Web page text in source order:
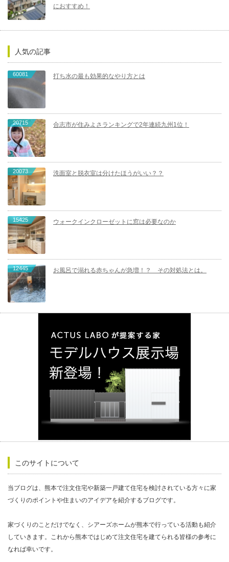
におすすめ！
人気の記事
60081 打ち水の最も効果的なやり方とは
20715 合志市が住みよさランキングで2年連続九州1位！
20073 洗面室と脱衣室は分けたほうがいい？？
15425 ウォークインクローゼットに窓は必要なのか
12445 お風呂で溺れる赤ちゃんが急増！？ その対処法とは。
このサイトについて
当ブログは、熊本で注文住宅や新築一戸建て住宅を検討されている方々に家
づくりのポイントや住まいのアイデアを紹介するブログです。
家づくりのことだけでなく、シアーズホームが熊本で行っている活動も紹介
していきます。これから熊本ではじめて注文住宅を建てられる皆様の参考に
なれば幸いです。